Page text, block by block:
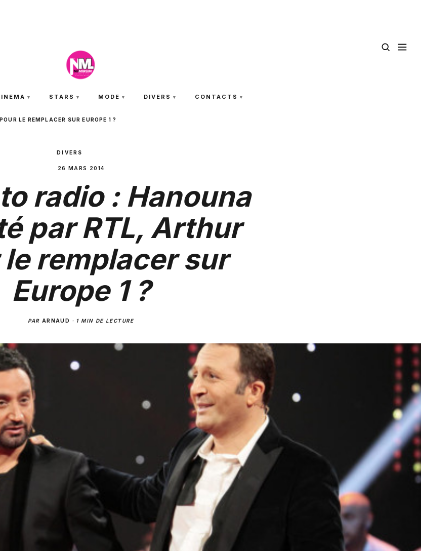
STARS MODE DIVERS CONTACTS
LE REMPLACER SUR EUROPE 1 ?
DIVERS
26 MARS 2014
radio : Hanouna
par RTL, Arthur
remplacer sur
Europe 1 ?
PAR ARNAUD · 1 MIN DE LECTURE